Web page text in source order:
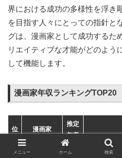
界における成功の多様性を浮き
を目指す人々にとっての指針と
グは、漫画家として成功するた
リエイティブな才能がどのよう
して機能します。
漫画家年収ランキングTOP20
位 漫画家
推定
年収
1億
メニュー ホーム 検索